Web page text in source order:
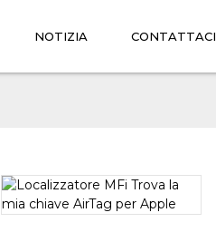
NOTIZIA CONTATTACI